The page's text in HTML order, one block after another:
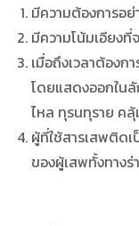
มีความต้องการอย่
มีความโน้มเอียง
เมื่อถึงเวลาต้องก
โดยแสดงออกใน
ไหล ทุรนทุราย ค
ผู้ที่ใช้สารเสพติด
ของผู้เสพทั้งทางร่